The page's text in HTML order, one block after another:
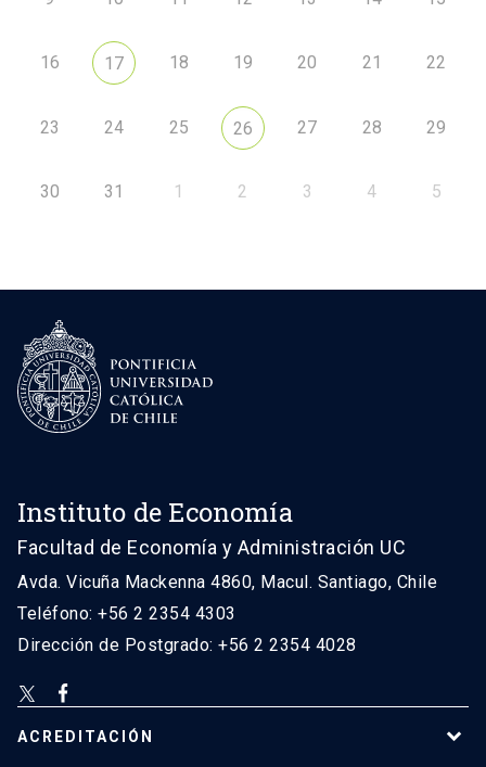
16 17 18 19 20 21 22
23 24 25 26 27 28 29
30 31 1 2 3 4 5
Instituto de Economía
Facultad de Economía y Administración UC
Avda. Vicuña Mackenna 4860, Macul. Santiago, Chile
Teléfono: +56 2 2354 4303
Dirección de Postgrado: +56 2 2354 4028
ACREDITACIÓN